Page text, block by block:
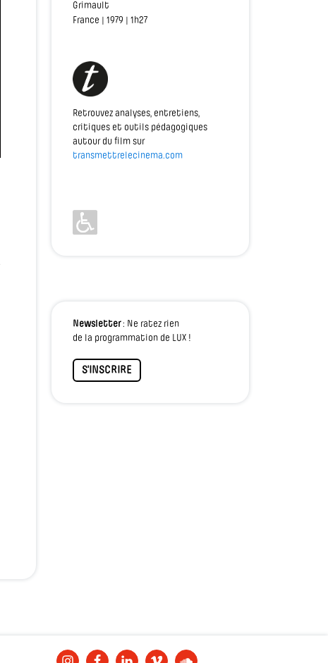
Grimault
France | 1979 | 1h27
Retrouvez analyses, entretiens,
critiques et outils pédagogiques
autour du film sur
transmettrelecinema.com
Newsletter: Ne ratez rien
de la programmation de LUX !
S'INSCRIRE